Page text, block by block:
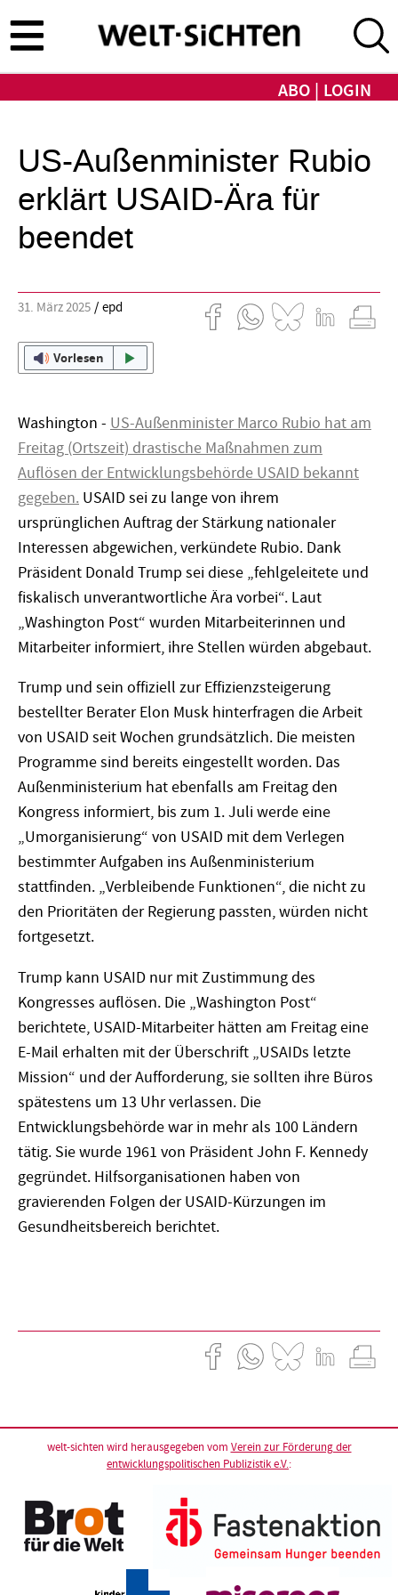
zum
Inhalt
ABO LOGIN
US-Außenminister Rubio
erklärt USAID-Ära für
beendet
31. März 2025 epd
Vorlesen
Washington - US-Außenminister Marco Rubio hat am
Freitag (Ortszeit) drastische Maßnahmen zum
Auflösen der Entwicklungsbehörde USAID bekannt
gegeben. USAID sei zu lange von ihrem
ursprünglichen Auftrag der Stärkung nationaler
Interessen abgewichen, verkündete Rubio. Dank
Präsident Donald Trump sei diese „fehlgeleitete und
fiskalisch unverantwortliche Ära vorbei“. Laut
„Washington Post“ wurden Mitarbeiterinnen und
Mitarbeiter informiert, ihre Stellen würden abgebaut.
Trump und sein offiziell zur Effizienzsteigerung
bestellter Berater Elon Musk hinterfragen die Arbeit
von USAID seit Wochen grundsätzlich. Die meisten
Programme sind bereits eingestellt worden. Das
Außenministerium hat ebenfalls am Freitag den
Kongress informiert, bis zum 1. Juli werde eine
„Umorganisierung“ von USAID mit dem Verlegen
bestimmter Aufgaben ins Außenministerium
stattfinden. „Verbleibende Funktionen“, die nicht zu
den Prioritäten der Regierung passten, würden nicht
fortgesetzt.
Trump kann USAID nur mit Zustimmung des
Kongresses auflösen. Die „Washington Post“
berichtete, USAID-Mitarbeiter hätten am Freitag eine
E-Mail erhalten mit der Überschrift „USAIDs letzte
Mission“ und der Aufforderung, sie sollten ihre Büros
spätestens um 13 Uhr verlassen. Die
Entwicklungsbehörde war in mehr als 100 Ländern
tätig. Sie wurde 1961 von Präsident John F. Kennedy
gegründet. Hilfsorganisationen haben von
gravierenden Folgen der USAID-Kürzungen im
Gesundheitsbereich berichtet.
welt-sichten wird herausgegeben vom Verein zur Förderung der
entwicklungspolitischen Publizistik e.V.: